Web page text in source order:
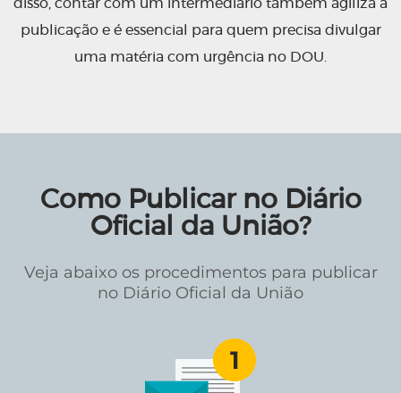
disso, contar com um intermediário também agiliza a
publicação e é essencial para quem precisa divulgar
uma matéria com urgência no DOU.
Como Publicar no Diário
Oficial da União?
Veja abaixo os procedimentos para publicar
no Diário Oficial da União